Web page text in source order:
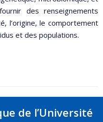
des renseignements
l’origine, le comportement
et des populations.
de l’Université